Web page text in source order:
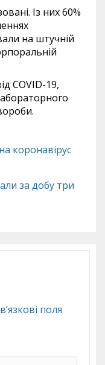
Із них 60%
на штучній
COVID-19,
коронавірус
за добу три
поля